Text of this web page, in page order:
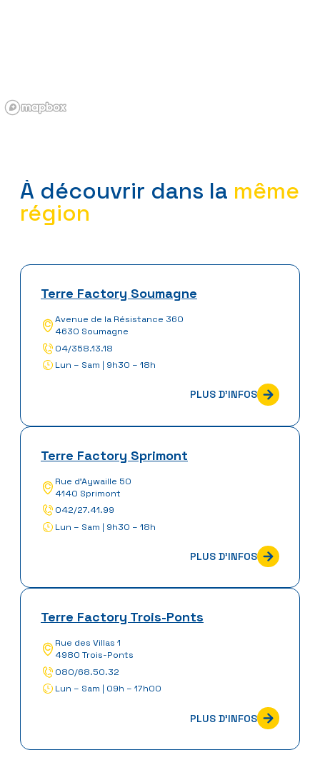
À découvrir dans la même
région
Terre Factory Soumagne
Avenue de la Résistance 360
4630 Soumagne
04/358.13.18
Lun – Sam | 9h30 – 18h
PLUS D'INFOS
Terre Factory Sprimont
Rue d’Aywaille 50
4140 Sprimont
042/27.41.99
Lun – Sam | 9h30 – 18h
PLUS D'INFOS
Terre Factory Trois-Ponts
Rue des Villas 1
4980 Trois-Ponts
080/68.50.32
Lun – Sam | 09h – 17h00
PLUS D'INFOS